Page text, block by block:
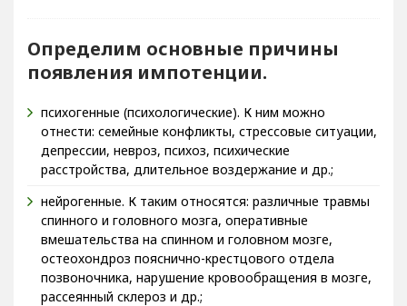
Определим основные причины
появления импотенции.
психогенные (психологические). К ним можно
отнести: семейные конфликты, стрессовые ситуации,
депрессии, невроз, психоз, психические
расстройства, длительное воздержание и др.;
нейрогенные. К таким относятся: различные травмы
спинного и головного мозга, оперативные
вмешательства на спинном и головном мозге,
остеохондроз пояснично-крестцового отдела
позвоночника, нарушение кровообращения в мозге,
рассеянный склероз и др.;